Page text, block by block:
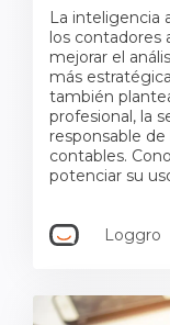
La inteligencia
los contadores
mejorar el
más
también
profesional, la
responsable
contables.
potenciar su
Loggro